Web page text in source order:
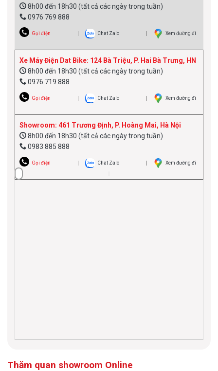
8h00 đến 18h30 (tất cả các ngày trong tuần)
0976 769 888
Gọi điện Chat Zalo Xem đường đi
Xe Máy Điện Dat Bike: 124 Bà Triệu, P. Hai Bà Trưng, HN
8h00 đến 18h30 (tất cả các ngày trong tuần)
0976 719 888
Gọi điện Chat Zalo Xem đường đi
Showroom: 461 Trương Định, P. Hoàng Mai, Hà Nội
8h00 đến 18h30 (tất cả các ngày trong tuần)
0983 885 888
Gọi điện Chat Zalo Xem đường đi
Thăm quan showroom Online